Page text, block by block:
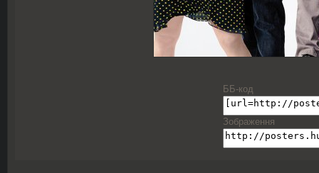
ББ-код
Зображення